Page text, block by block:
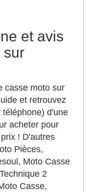
et avis
sur
casse moto sur
et retrouvez
téléphone) d'une
acheter pour
! D'autres
Pièces,
Moto Casse
2
Casse,